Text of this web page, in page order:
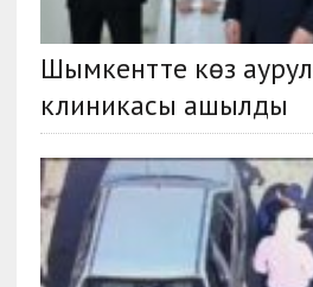
Шымкентте көз
клиникасы ашылды